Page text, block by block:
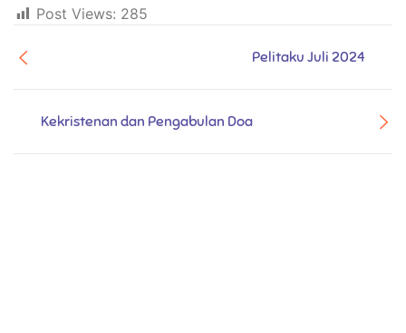
Post Views: 285
Kekristenan dan Pengabulan Doa
Pelitaku Juli 2024